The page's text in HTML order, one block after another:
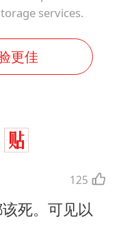
services.
更佳
125
死。可见以